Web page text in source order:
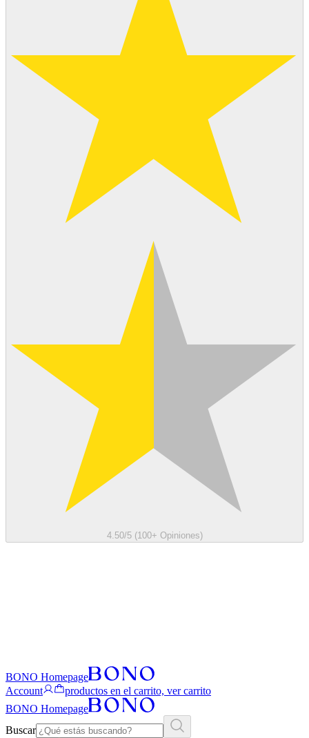
4.50/5 (100+ Opiniones)
BONO Homepage
Account
productos en el carrito, ver carrito
BONO Homepage
Buscar